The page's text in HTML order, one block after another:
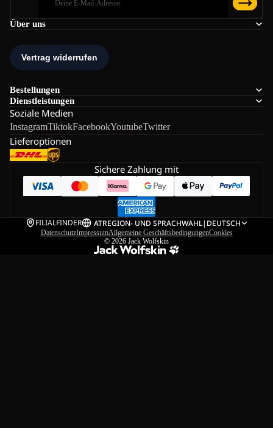
Über uns
Bestellungen
Dienstleistungen
Soziale Medien
InstagramTiktokFacebookYoutubeTwitter
Lieferoptionen
Sichere Zahlung mit
FILIALFINDER ATREGION- UND SPRACHWAHL| DEUTSCH
DatenschutzImpressumAllgemeine GeschäftsbedingungenCookies
© 2026 Jack Wolfskin